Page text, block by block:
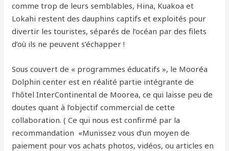
comme trop de leurs semblables, Hina, Kuakoa et
Lokahi restent des dauphins captifs et exploités pour
divertir les touristes, séparés de l’océan par des filets
d’où ils ne peuvent s’échapper !
Sous couvert de « programmes éducatifs », le Mooréa
Dolphin center est en réalité partie intégrante de
l’hôtel InterContinental de Moorea, ce qui laisse peu de
doutes quant à l’objectif commercial de cette
collaboration. ( Ce qui nous est confirmé par la
recommandation «Munissez vous d’un moyen de
paiement pour vos achats photos, vidéos, ou articles en